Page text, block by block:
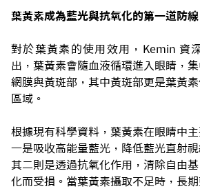
葉黃素成為藍光與抗氧化的第一道防線
對於葉黃素的使用效用，Kemin 資
出，葉黃素會隨血液循環進入眼睛，
網膜與黃斑部，其中黃斑部更是葉黃
區域。
根據現有科學資料，葉黃素在眼睛中
一是吸收高能量藍光，降低藍光直射視
其二則是透過抗氧化作用，清除自由
化而受損。當葉黃素攝取不足時，長